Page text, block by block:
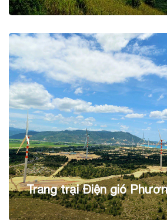
Trang trại Điện gió